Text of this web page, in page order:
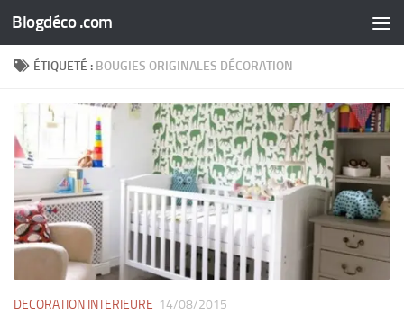
Skip to content
Blogdéco .com
ÉTIQUETÉ : BOUGIES ORIGINALES DÉCORATION
DECORATION INTERIEURE 14/08/2015